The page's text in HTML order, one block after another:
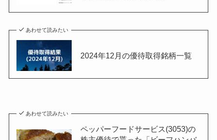
あわせて読みたい
2024年12月の優待取得銘柄一覧
あわせて読みたい
ペッパーフードサービス(3053)の